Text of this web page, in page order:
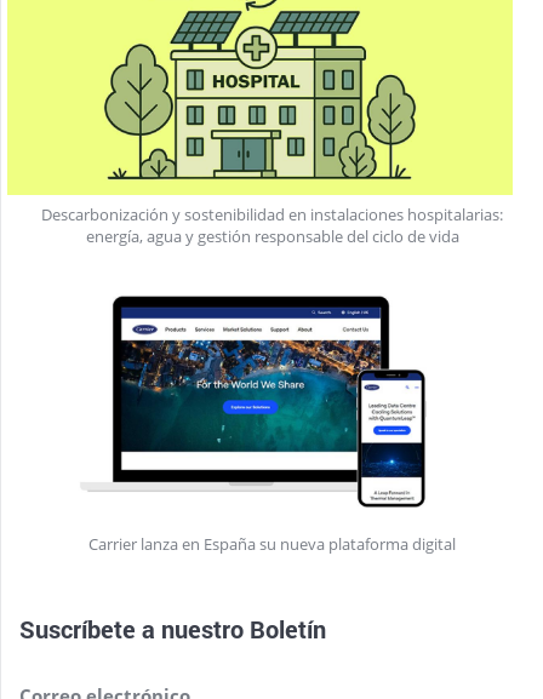
Descarbonización y sostenibilidad en instalaciones hospitalarias:
energía, agua y gestión responsable del ciclo de vida
Carrier lanza en España su nueva plataforma digital
Suscríbete a nuestro Boletín